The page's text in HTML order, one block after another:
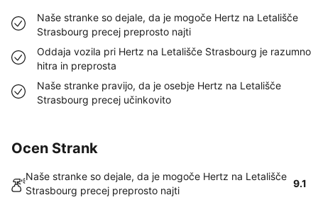
Naše stranke so dejale, da je mogoče Hertz na Letališče
Strasbourg precej preprosto najti
Oddaja vozila pri Hertz na Letališče Strasbourg je razumno
hitra in preprosta
Naše stranke pravijo, da je osebje Hertz na Letališče
Strasbourg precej učinkovito
Ocen Strank
Naše stranke so dejale, da je mogoče Hertz na Letališče
Strasbourg precej preprosto najti
9.1